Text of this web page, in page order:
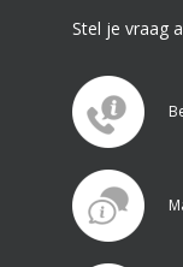
Stel je vraag